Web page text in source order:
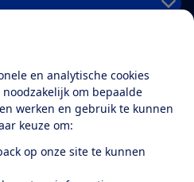
en analytische cookies
om bepaalde
werken en gebruik te kunnen
keuze om:
op onze site te kunnen
de